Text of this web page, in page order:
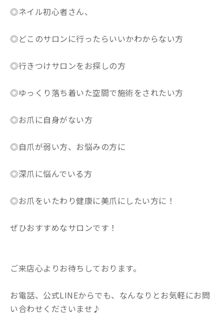
◎ネイル初心者さん、
◎どこのサロンに行ったらいいかわからない方
◎行きつけサロンをお探しの方
◎ゆっくり落ち着いた空間で施術をされたい方
◎お爪に自身がない方
◎自爪が弱い方、お悩みの方に
◎深爪に悩んでいる方
◎お爪をいたわり健康に美爪にしたい方に！
ぜひおすすめなサロンです！
ご来店心よりお待ちしております。
お電話、公式LINEからでも、なんなりとお気軽にお問
い合わせくださいませ♪